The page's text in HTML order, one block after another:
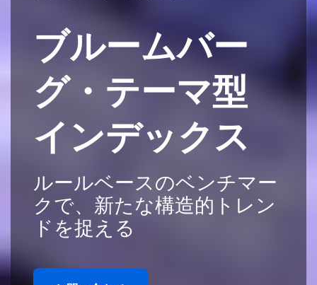
ブルームバー
グ・テーマ型
インデックス
ルールベースのベンチマー
クで、新たな構造的トレン
ドを捉える